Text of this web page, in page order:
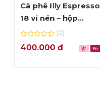
Cà phê Illy Espresso
18 vỉ nén – hộp
125gr
0
out
5
(0)
400.000 ₫